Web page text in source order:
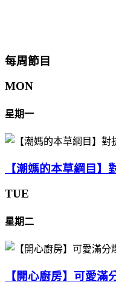
每周節目
MON
星期一
【潮媽的本草綱目】
TUE
星期二
【開心廚房】可愛滿